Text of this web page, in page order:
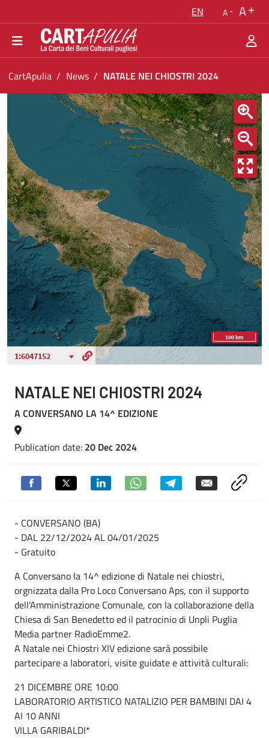
Go to navigation menu
Go to content
Go to the footer
EN A A
You are in:
CartApulia News NATALE NEI CHIOSTRI 2024
NATALE NEI CHIOSTRI 2024
NATALE NEI CHIOSTRI 2024
A CONVERSANO LA 14^ EDIZIONE
Publication date: 20 Dec 2024
- CONVERSANO (BA)
- DAL 22/12/2024 AL 04/01/2025
- Gratuito
A Conversano la 14^ edizione di Natale nei chiostri,
orgnizzata dalla Pro Loco Conversano Aps, con il supporto
dell'Amministrazione Comunale, con la collaborazione della
Chiesa di San Benedetto ed il patrocinio di Unpli Puglia
Media partner RadioEmme2.
A Natale nei Chiostri XIV edizione sarà possibile
partecipare a laboratori, visite guidate e attività culturali:
21 DICEMBRE ORE 10:00
LABORATORIO ARTISTICO NATALIZIO PER BAMBINI DAI 4
AI 10 ANNI
VILLA GARIBALDI*